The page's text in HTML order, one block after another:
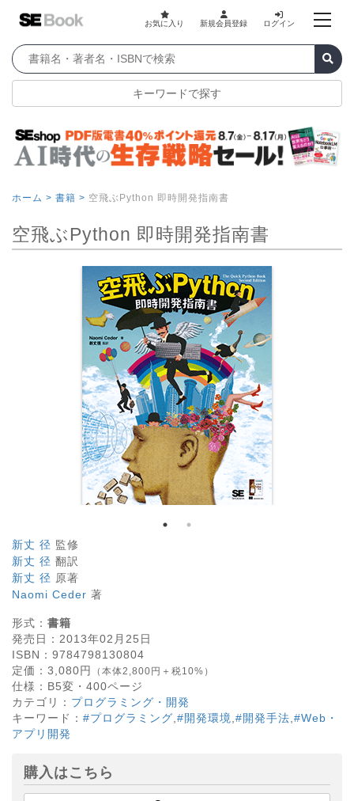
お気に入り 新規会員登録 ログイン
キーワードで探す
ホーム > 書籍 > 空飛ぶPython 即時開発指南書
空飛ぶPython 即時開発指南書
新丈 径 監修
新丈 径 翻訳
新丈 径 原著
Naomi Ceder 著
形式： 書籍
発売日： 2013年02月25日
ISBN： 9784798130804
定価： 3,080円 （本体2,800円＋税10%）
仕様： B5変・ 400ページ
カテゴリ： プログラミング・開発
キーワード： #プログラミング #開発環境 #開発手法 #Web・
アプリ開発
購入はこちら